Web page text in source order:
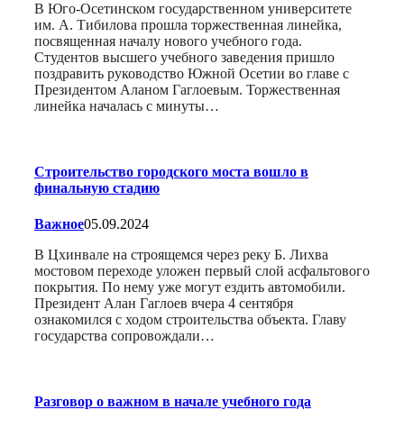
В Юго-Осетинском государственном университете
им. А. Тибилова прошла торжественная линейка,
посвященная началу нового учебного года.
Студентов высшего учебного заведения пришло
поздравить руководство Южной Осетии во главе с
Президентом Аланом Гаглоевым. Торжественная
линейка началась с минуты…
Строительство городского моста вошло в
финальную стадию
Важное05.09.2024
В Цхинвале на строящемся через реку Б. Лихва
мостовом переходе уложен первый слой асфальтового
покрытия. По нему уже могут ездить автомобили.
Президент Алан Гаглоев вчера 4 сентября
ознакомился с ходом строительства объекта. Главу
государства сопровождали…
Разговор о важном в начале учебного года